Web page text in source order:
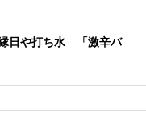
日や打ち水 「激辛バ